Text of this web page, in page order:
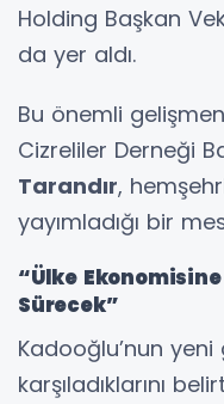
Holding Başkan
da yer aldı.
Bu önemli
Cizreliler Derneği
Tarandır,
yayımladığı bir
“Ülke
Sürecek”
Kadooğlu’nun
karşıladıklarını